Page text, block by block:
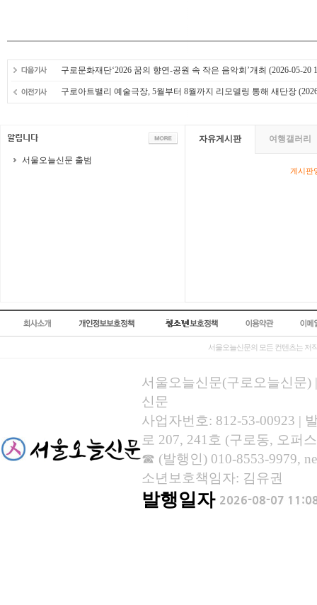
구로문화재단‘2026 꿈의 향연-공원 속 작은 음악회’개최 (2026-05-20
구로아트밸리 예술극장, 5월부터 8월까지 리모델링 통해 새단장
서울오늘신문 출범
자유게시판 여행갤러리
게시판
서울오늘신문의 모든 컨텐츠는 저
서울오늘신문(구로오늘신문)
신문
사업자번호: 812-53-00923 |
로 207, 241호 (구로동, 오퍼
☎ (발행인) 010-8553-9979,
소년보호책임자: 김유권
발행일자